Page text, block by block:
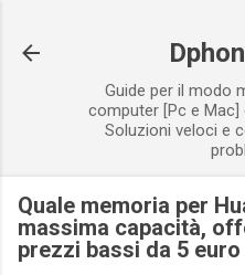
Guide per il modo
computer [Pc e Mac]
Soluzioni veloci e
Quale memoria per
massima capacità,
prezzi bassi da 5 euro